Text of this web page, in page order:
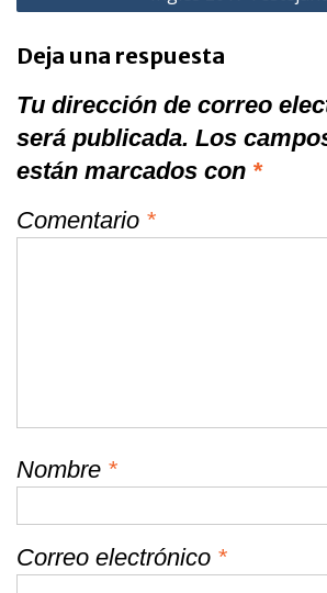
Deja una respuesta
Tu dirección de correo
será publicada. Los
están marcados con *
Comentario *
Nombre *
Correo electrónico *